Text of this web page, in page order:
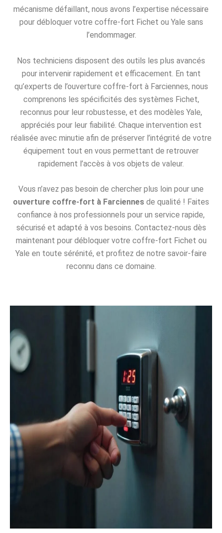
mécanisme défaillant, nous avons l’expertise nécessaire
pour débloquer votre coffre-fort Fichet ou Yale sans
l’endommager.
Nos techniciens disposent des outils les plus avancés
pour intervenir rapidement et efficacement. En tant
qu’experts de l’ouverture coffre-fort à Farciennes, nous
comprenons les spécificités des systèmes Fichet,
reconnus pour leur robustesse, et des modèles Yale,
appréciés pour leur fiabilité. Chaque intervention est
réalisée avec minutie afin de préserver l’intégrité de votre
équipement tout en vous permettant de retrouver
rapidement l’accès à vos objets de valeur.
Vous n’avez pas besoin de chercher plus loin pour une
ouverture coffre-fort à Farciennes de qualité ! Faites
confiance à nos professionnels pour un service rapide,
sécurisé et adapté à vos besoins. Contactez-nous dès
maintenant pour débloquer votre coffre-fort Fichet ou
Yale en toute sérénité, et profitez de notre savoir-faire
reconnu dans ce domaine.